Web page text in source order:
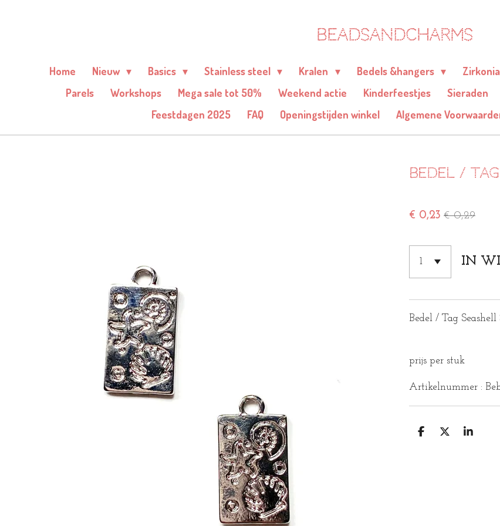
hoofdinhoud
BEADSANDCHARMS
Home Nieuw Basics Stainless steel Kralen Bedels &hangers Zirkonia
Parels
Workshops Mega sale tot 50% Weekend actie Kinderfeestjes Sieraden
Feestdagen 2025
FAQ Openingstijden winkel Algemene
Bedel /
€ 0,23 € 0,29
IN
Bedel / Tag
prijs per stuk
Artikelnummer :
D
D
S